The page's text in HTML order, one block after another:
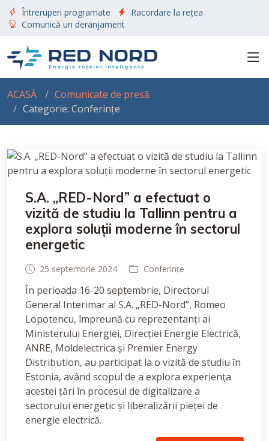
Întreruperi programate
Racordare la rețea
Comunică un deranjament
ACASĂ
Comunicate de presă
Categorie: Conferințe
S.A. „RED-Nord” a efectuat o
vizită de studiu la Tallinn pentru a
explora soluții moderne în sectorul
energetic
25 septembrie 2024 Conferințe
În perioada 16-20 septembrie, Directorul
General Interimar al S.A. „RED-Nord”, Romeo
Lopotencu, împreună cu reprezentanți ai
Ministerului Energiei, Direcției Energie Electrică,
ANRE, Moldelectrica și Premier Energy
Distribution, au participat la o vizită de studiu în
Estonia, având scopul de a explora experiența
acestei țări în procesul de digitalizare a
sectorului energetic și liberalizării pieței de
energie electrică.